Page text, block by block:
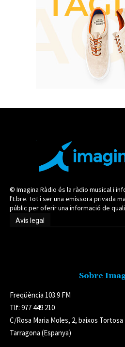
© Imagina Ràdio és la ràdio musical i
l'Ebre. Tot i ser una emissora privada
públic per oferir una informació de
Avís legal
Sobre
Freqüència 103.9 FM
Tlf: 977 449 210
C/Rosa Maria Moles, 2, baixos Tortosa
Tarragona (Espanya)